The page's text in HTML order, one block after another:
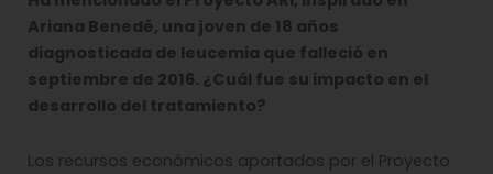
Ariana Benedé, una joven de 18 años
diagnosticada de leucemia que falleció en
septiembre de 2016. ¿Cuál fue su impacto en el
desarrollo del tratamiento?
Los recursos económicos aportados por el Proyecto